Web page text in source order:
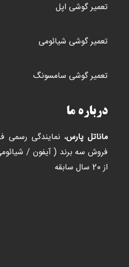
تعمیر گوشی اپل
تعمیر گوشی شیائومی
تعمیر گوشی سامسونگ
درباره ما
ماناتل پارس، نمایندگی
فروش سه برند ( آیفون /
از 20 سال سابقه